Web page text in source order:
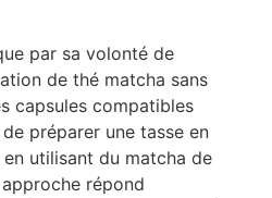
par sa volonté de
de thé matcha sans
capsules compatibles
préparer une tasse en
utilisant du matcha de
répond